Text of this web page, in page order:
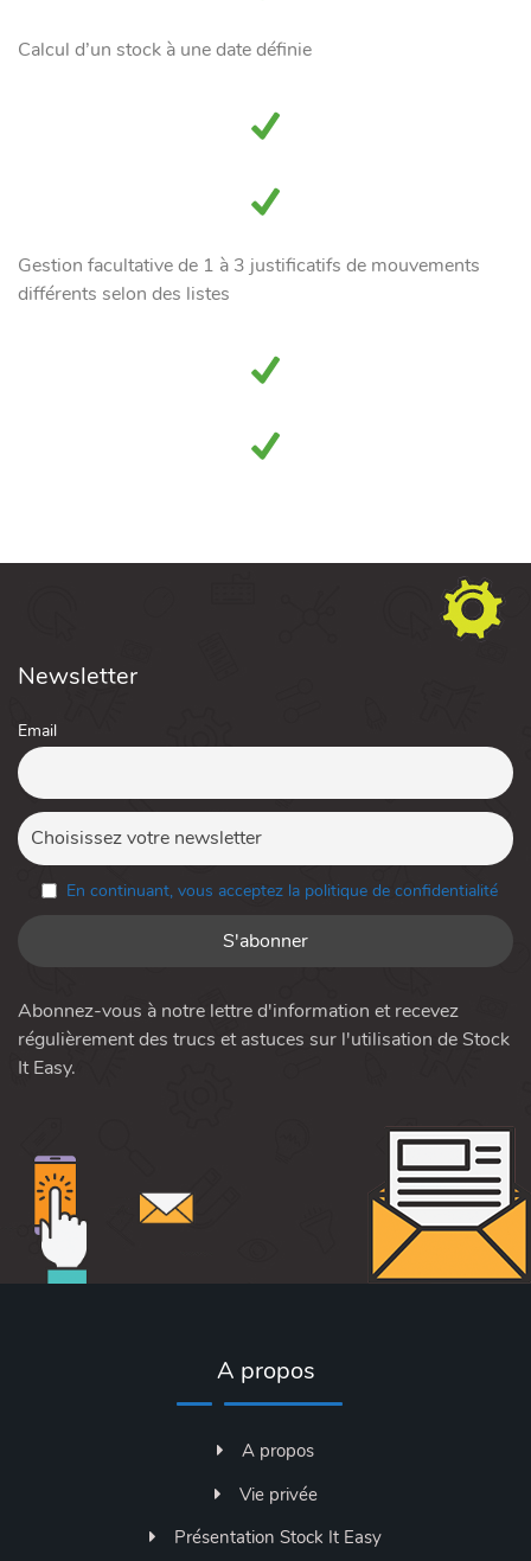
Calcul d’un stock à une date définie
Gestion facultative de 1 à 3 justificatifs de mouvements
différents selon des listes
Newsletter
Email
En continuant, vous acceptez la politique de confidentialité
Abonnez-vous à notre lettre d'information et recevez
régulièrement des trucs et astuces sur l'utilisation de Stock
It Easy.
A propos
A propos
Vie privée
Présentation Stock It Easy